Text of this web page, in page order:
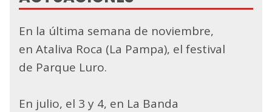
En la última semana de noviembre,
en Ataliva Roca (La Pampa), el festival
de Parque Luro.
En julio, el 3 y 4, en La Banda